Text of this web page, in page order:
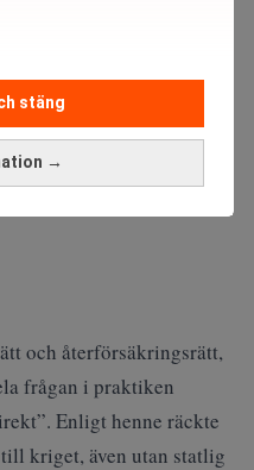
→
stäng
och återförsäkringsrätt,
frågan i praktiken
Enligt henne räckte
kriget, även utan statlig